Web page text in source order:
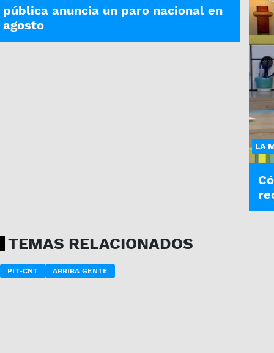
pública anuncia un paro nacional en
agosto
LA
TEMAS RELACIONADOS
PIT-CNT ARRIBA GENTE